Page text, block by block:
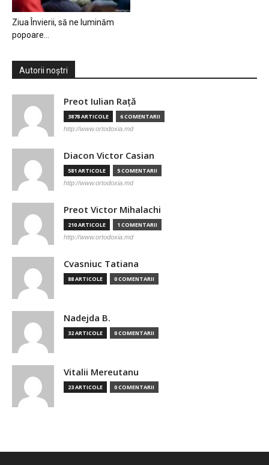
Ziua Învierii, să ne luminăm
popoare…
Autorii noștri
Preot Iulian Raţă
3878 ARTICOLE 6 COMENTARII
http://www.ortodoxia.md
Diacon Victor Casian
581 ARTICOLE 5 COMENTARII
http://www.ortodoxia.md
Preot Victor Mihalachi
210 ARTICOLE 1 COMENTARII
http://www.ortodoxia.md
Cvasniuc Tatiana
88 ARTICOLE 0 COMENTARII
Nadejda B.
32 ARTICOLE 0 COMENTARII
Vitalii Mereutanu
23 ARTICOLE 0 COMENTARII